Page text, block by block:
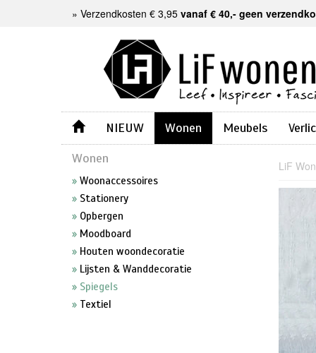
» Verzendkosten € 3,95 vanaf € 40,- geen
NIEUW Wonen Meubels
LiF
Wonen
Woonaccessoires
Stationery
Opbergen
Moodboard
Houten woondecoratie
Lijsten & Wanddecoratie
Spiegels
Textiel